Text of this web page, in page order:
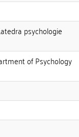
psychologie
of Psychology